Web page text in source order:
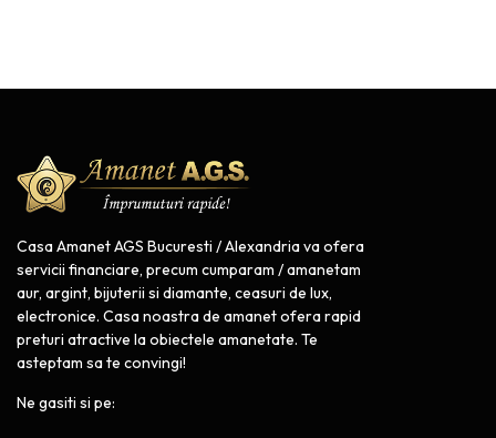
Casa Amanet AGS Bucuresti / Alexandria va ofera
servicii financiare, precum cumparam / amanetam
aur, argint, bijuterii si diamante, ceasuri de lux,
electronice. Casa noastra de amanet ofera rapid
preturi atractive la obiectele amanetate. Te
asteptam sa te convingi!
Ne gasiti si pe: